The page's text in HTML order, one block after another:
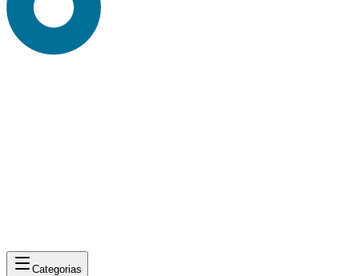
Categorias